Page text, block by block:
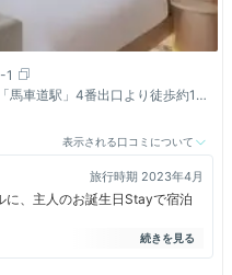
1
馬車道駅」4番出口より徒歩約10
、タクシーで約7分
表示される口コミについて
旅行時期 2023年4月
に、主人のお誕生日Stayで宿泊
ようがないくらい、心地よい滞